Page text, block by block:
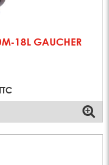
18L GAUCHER